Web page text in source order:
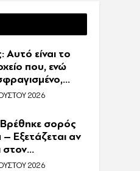
Αυτό είναι το
που, ενώ
κανονικά
η
2026
σορός
Εξετάζεται αν
στον
Γερμανό
2026